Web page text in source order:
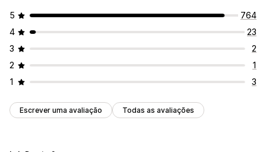
5
764
4
23
3
2
2
1
1
3
Escrever uma avaliação Todas as avaliações